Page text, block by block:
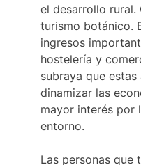
el desarrollo rural.
turismo botánico.
ingresos
hostelería y
subraya que
dinamizar las
mayor interés por
entorno.
Las personas que